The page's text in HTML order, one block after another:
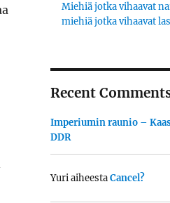
Miehiä jotka vihaavat
miehiä jotka vihaavat
Recent
Imperiumin raunio –
DDR
YuriaiheestaCancel?